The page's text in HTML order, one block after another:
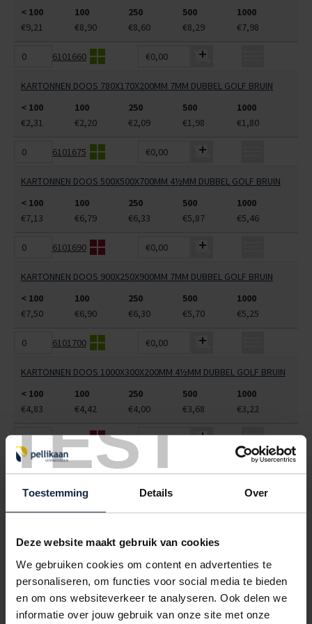
TEST
Toestemming Details Over
Deze website maakt gebruik van cookies
We gebruiken cookies om content en advertenties te
personaliseren, om functies voor social media te bieden
en om ons websiteverkeer te analyseren. Ook delen we
informatie over jouw gebruik van onze site met onze
< 100 100 250 500
1000
€9,21
€8,90 €8,60 €8,29 €7,98
6101660 €0,00
KARTONNEN DOOS 780X170X200MM 7MM DUBBEL GOLF BRUIN
< 100
100 250 500
1000
€2,31
€2,20 €2,09 €1,98 €1,80
6101675 €0,00
KARTONNEN DOOS 500X500X700MM 4½MM DUBBEL GOLF BRUIN
< 100
100 250 500
1000
€7,13
€6,79 €6,33 €5,87 €5,46
6101690 €0,00
KARTONNEN DOOS 900X250X900MM 7MM DUBBEL GOLF BRUIN
< 100
100 250 500
1000
€7,50
€6,90 €6,30 €5,70 €5,25
6101700 €0,00
KARTONNEN DOOS 1000X300X200MM 4½MM DUBBEL GOLF BRUIN
< 100
100 250 500
1000
€4,83
€4,42 €4,00 €3,68 €3,22
6101715 €0,00
KARTONNEN DOOS 1000X400X150MM CB-ZWAAR BRUIN\BRUIN
6101725 €0,00
KARTONNEN DOOS 1000X500X500MM 7MM DUBBEL GOLF BRUIN
< 100
100 250 500
1000
€7,59
€7,15 €6,72 €6,28 €5,84